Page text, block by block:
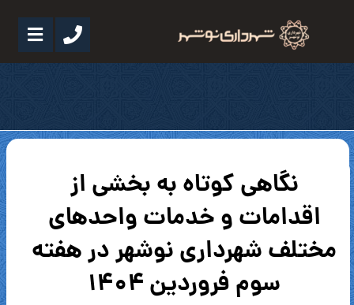
نگاهی کوتاه به بخشی از
اقدامات و خدمات واحدهای
مختلف شهرداری نوشهر در هفته
سوم فروردین ۱۴۰۴